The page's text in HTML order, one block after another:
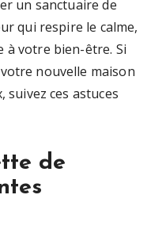
un sanctuaire de
qui respire le calme,
à votre bien-être. Si
nouvelle maison
suivez ces astuces
de